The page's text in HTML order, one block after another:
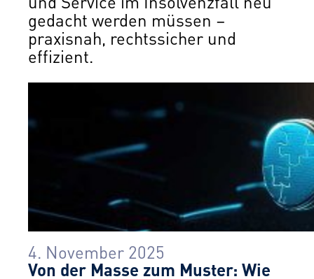
gedacht werden müssen –
praxisnah, rechtssicher und
effizient.
4. November 2025
Von der Masse zum Muster: Wie